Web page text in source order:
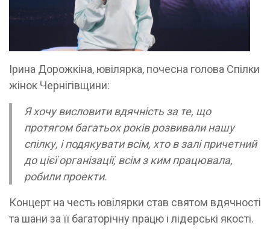
Ірина Дорожкіна, ювілярка, почесна голова Спілки
жінок Чернігівщини:
Я хочу висловити вдячність за те, що
протягом багатьох років розвивали нашу
спілку, і подякувати всім, хто в залі причетний
до цієї організації, всім з ким працювала,
робили проекти.
Концерт на честь ювілярки став святом вдячності
та шани за її багаторічну працю і лідерські якості.